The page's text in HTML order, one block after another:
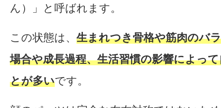
ん）」と呼ばれます。
この状態は、 生まれつき骨格や筋肉のバ
場合や成長過程、生活習慣の影響によっ
とが多いです。